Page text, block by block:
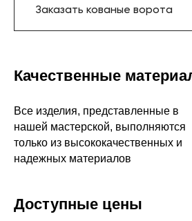
Заказать кованые ворота
Качественные
Все изделия, представленные в
нашей мастерской, выполняются
только из высококачественных и
надежных материалов
Доступные цены